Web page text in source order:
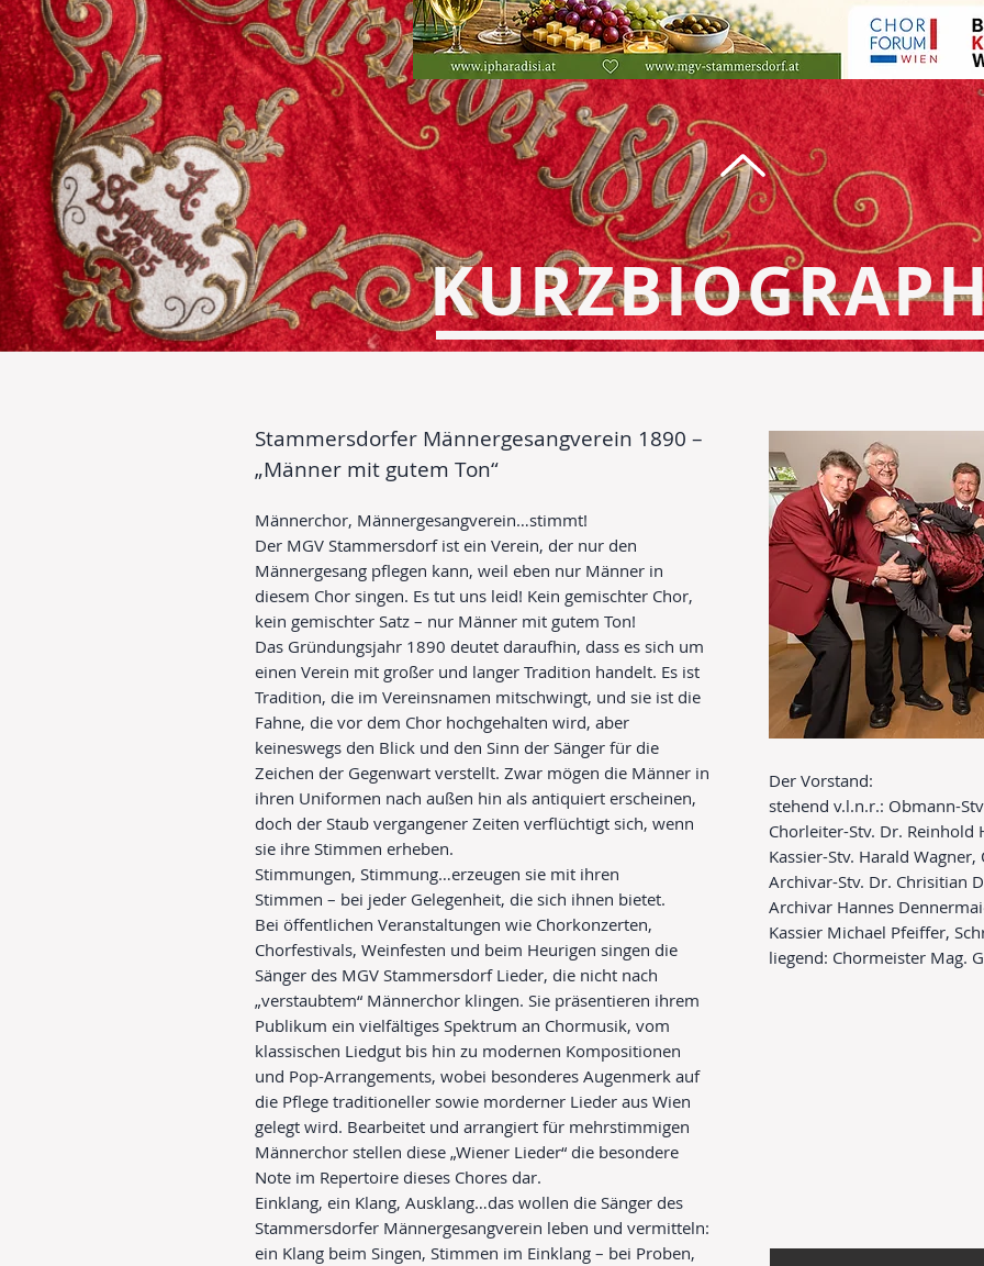
Stammersdorfer Männergesangverein 1890 –
„Männer mit gutem Ton“
Männerchor, Männergesangverein…stimmt!
Der MGV Stammersdorf ist ein Verein, der nur den
Männergesang pflegen kann, weil eben nur Männer in
diesem Chor singen. Es tut uns leid! Kein gemischter Chor,
kein gemischter Satz – nur Männer mit gutem Ton!
Das Gründungsjahr 1890 deutet daraufhin, dass es sich um
einen Verein mit großer und langer Tradition handelt. Es ist
Tradition, die im Vereinsnamen mitschwingt, und sie ist die
Fahne, die vor dem Chor hochgehalten wird, aber
keineswegs den Blick und den Sinn der Sänger für die
Zeichen der Gegenwart verstellt. Zwar mögen die Männer in
ihren Uniformen nach außen hin als antiquiert erscheinen,
doch der Staub vergangener Zeiten verflüchtigt sich, wenn
sie ihre Stimmen erheben.
Stimmungen, Stimmung…erzeugen sie mit ihren
Stimmen – bei jeder Gelegenheit, die sich ihnen bietet.
Bei öffentlichen Veranstaltungen wie Chorkonzerten,
Chorfestivals, Weinfesten und beim Heurigen singen die
Sänger des MGV Stammersdorf Lieder, die nicht nach
„verstaubtem“ Männerchor klingen. Sie präsentieren ihrem
Publikum ein vielfältiges Spektrum an Chormusik, vom
klassischen Liedgut bis hin zu modernen Kompositionen
und Pop-Arrangements, wobei besonderes Augenmerk auf
die Pflege traditioneller sowie morderner Lieder aus Wien
gelegt wird. Bearbeitet und arrangiert für mehrstimmigen
Männerchor stellen diese „Wiener Lieder“ die besondere
Note im Repertoire dieses Chores dar.
Einklang, ein Klang, Ausklang…das wollen die Sänger des
Stammersdorfer Männergesangverein leben und vermitteln:
ein Klang beim Singen, Stimmen im Einklang – bei Proben,
Der Vorstand:
stehend v.l.n.r.: Obmann-
Chorleiter-Stv. Dr. Reinhold
Kassier-Stv. Harald
Archivar-Stv. Dr. Chrisitian
Archivar Hannes
Kassier Michael Pfeiffer,
liegend: Chormeister Mag.